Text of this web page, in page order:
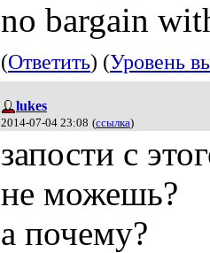
no bargain
(Ответить) (Уровень
lukes
2014-07-04 23:08 (ссылка)
запости с
не можешь?
а почему?